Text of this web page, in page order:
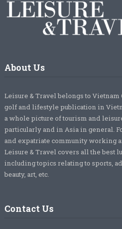
About Us
Leisure & Travel belongs to
golf and lifestyle publication in
a whole picture of tourism and
particularly and in Asia in general.
and expatriate community working
Leisure & Travel covers all the best
including topics relating to sports,
beauty, art, etc.
Contact Us